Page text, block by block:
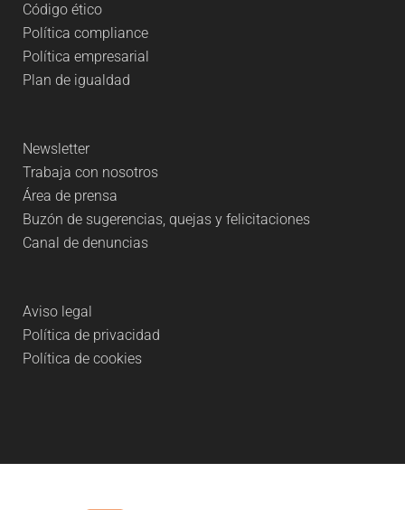
Código ético
Política compliance
Política empresarial
Plan de igualdad
Newsletter
Trabaja con nosotros
Área de prensa
Buzón de sugerencias, quejas y felicitaciones
Canal de denuncias
Aviso legal
Política de privacidad
Política de cookies